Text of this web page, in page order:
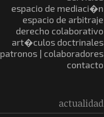
espacio de mediaci�n
espacio de arbitraje
derecho colaborativo
art�culos doctrinales
patronos | colaboradores
contacto
actualidad